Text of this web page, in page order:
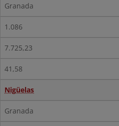
Granada
1.086
7.725,23
41,58
Nigüelas
Granada